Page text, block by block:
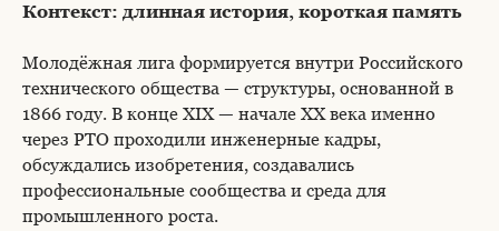
Контекст: длинная история, короткая память
Молодёжная лига формируется внутри Российского
технического общества — структуры, основанной в
1866 году. В конце XIX — начале XX века именно
через РТО проходили инженерные кадры,
обсуждались изобретения, создавались
профессиональные сообщества и среда для
промышленного роста.